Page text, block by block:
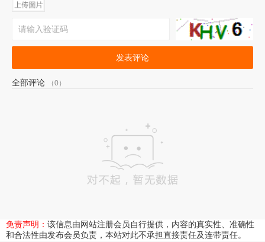
发表评论
全部评论 （0）
免责声明： 该信息由网站注册会员自行提供，内容的真实性、准确性
和合法性由发布会员负责，本站对此不承担直接责任及连带责任。